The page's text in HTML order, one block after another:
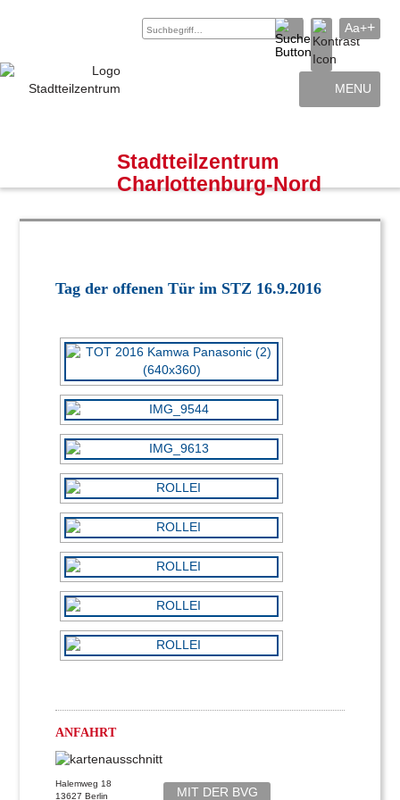
Aa++
Kontakt
Stadtteilzentrum
Charlottenburg-Nord
MENU
Tag der offenen Tür im STZ 16.9.2016
ANFAHRT
Halemweg 18
13627 Berlin
MIT DER BVG